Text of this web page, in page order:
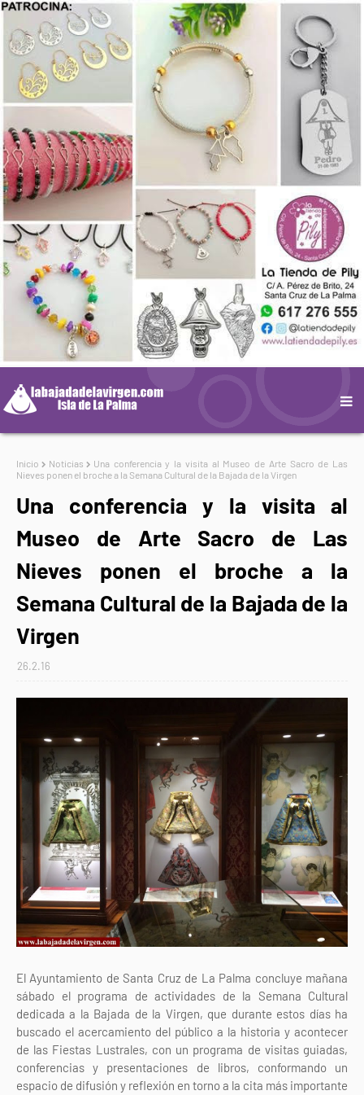
Inicio Noticias
Una conferencia y la visita al Museo de Arte Sacro de Las
Nieves ponen el broche a la Semana Cultural de la Bajada de la Virgen
Una conferencia y la visita al
Museo de Arte Sacro de Las
Nieves ponen el broche a la
Semana Cultural de la Bajada de la
Virgen
26.2.16
El Ayuntamiento de Santa Cruz de La Palma concluye mañana
sábado el programa de actividades de la Semana Cultural
dedicada a la Bajada de la Virgen, que durante estos días ha
buscado el acercamiento del público a la historia y acontecer
de las Fiestas Lustrales, con un programa de visitas guiadas,
conferencias y presentaciones de libros, conformando un
espacio de difusión y reflexión en torno a la cita más importante